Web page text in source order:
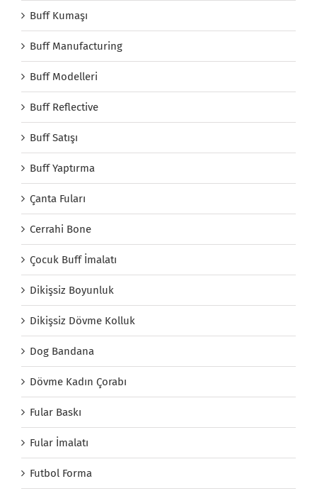
Buff Kumaşı
Buff Manufacturing
Buff Modelleri
Buff Reflective
Buff Satışı
Buff Yaptırma
Çanta Fuları
Cerrahi Bone
Çocuk Buff İmalatı
Dikişsiz Boyunluk
Dikişsiz Dövme Kolluk
Dog Bandana
Dövme Kadın Çorabı
Fular Baskı
Fular İmalatı
Futbol Forma